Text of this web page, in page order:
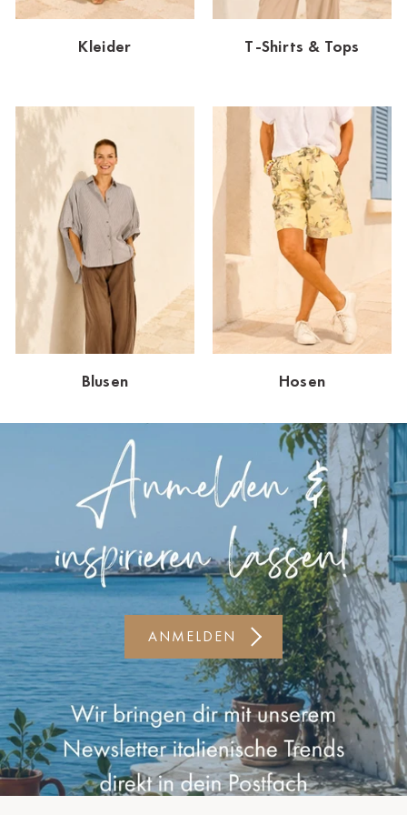
Dornbirn
Dortmund-Hombruch
Essen
HH-AEZ
HH-EEZ
HH-Eppendorf
HH-Hanseviertel
HH-Wandsbek
Hannover
Innsbruck
Kiel-CittiPark
Leipzig
Lindau
Münster
Oldenburg
Potsdam
Rostock
Kleider T-Shirts & Tops
Blusen Hosen
ANMELDEN